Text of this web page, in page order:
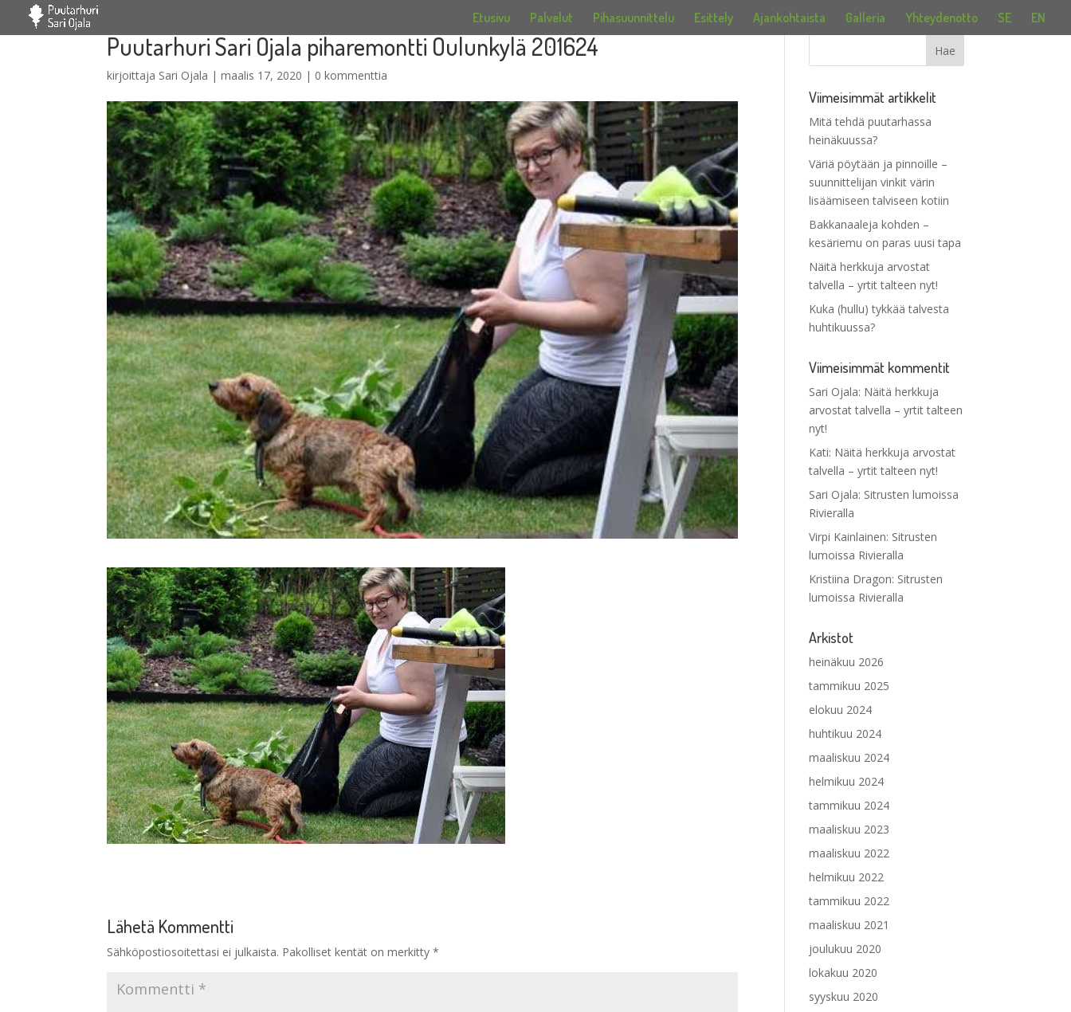
Etusivu Palvelut Pihasuunnittelu Esittely Ajankohtaista Galleria Yhteydenotto SE EN
Puutarhuri Sari Ojala piharemontti Oulunkylä 201624
kirjoittaja Sari Ojala |maalis 17, 2020 | 0 kommenttia
Lähetä Kommentti
Sähköpostiosoitettasi ei julkaista. Pakolliset kentät on merkitty*
Viimeisimmät artikkelit
Mitä tehdä puutarhassa
heinäkuussa?
Väriä pöytään ja pinnoille –
suunnittelijan vinkit värin
lisäämiseen talviseen kotiin
Bakkanaaleja kohden –
kesäriemu on paras uusi tapa
Näitä herkkuja arvostat
talvella – yrtit talteen nyt!
Kuka (hullu) tykkää talvesta
huhtikuussa?
Viimeisimmät kommentit
Sari Ojala: Näitä herkkuja
arvostat talvella – yrtit talteen
nyt!
Kati: Näitä herkkuja arvostat
talvella – yrtit talteen nyt!
Sari Ojala: Sitrusten lumoissa
Rivieralla
Virpi Kainlainen: Sitrusten
lumoissa Rivieralla
Kristiina Dragon: Sitrusten
lumoissa Rivieralla
Arkistot
heinäkuu 2026
tammikuu 2025
elokuu 2024
huhtikuu 2024
maaliskuu 2024
helmikuu 2024
tammikuu 2024
maaliskuu 2023
maaliskuu 2022
helmikuu 2022
tammikuu 2022
maaliskuu 2021
joulukuu 2020
lokakuu 2020
syyskuu 2020